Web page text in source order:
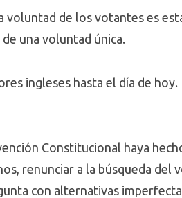
de los votantes es
una voluntad única.
ingleses hasta el día de
Constitucional haya
renunciar a la búsqueda del
con alternativas